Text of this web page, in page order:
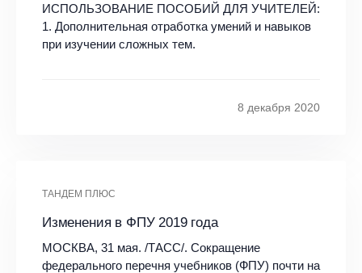
ИСПОЛЬЗОВАНИЕ ПОСОБИЙ ДЛЯ УЧИТЕЛЕЙ:
1. Дополнительная отработка умений и навыков
при изучении сложных тем.
8 декабря 2020
ТАНДЕМ ПЛЮС
Изменения в ФПУ 2019 года
МОСКВА, 31 мая. /ТАСС/. Сокращение
федерального перечня учебников (ФПУ) почти на